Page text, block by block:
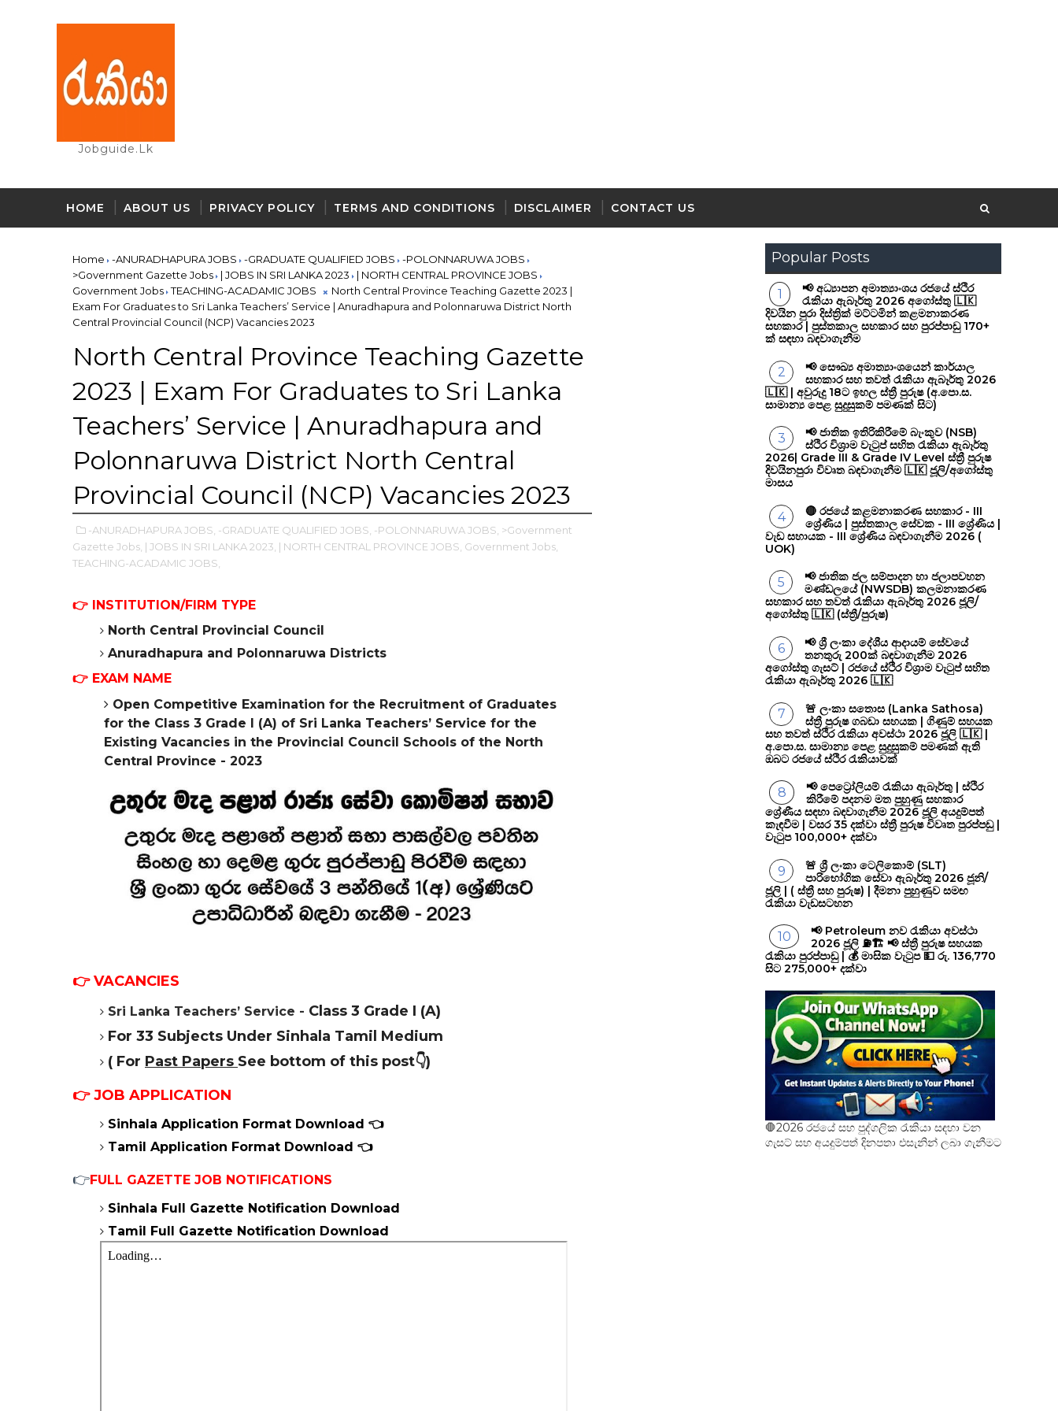
Jobguide.lk
HOME ABOUT US PRIVACY POLICY TERMS AND CONDITIONS DISCLAIMER CONTACT US
Home -ANURADHAPURA JOBS -GRADUATE QUALIFIED JOBS
-POLONNARUWA JOBS
>Government Gazette Jobs
| JOBS IN SRI LANKA 2023
| NORTH CENTRAL PROVINCE JOBS
Government Jobs TEACHING-ACADAMIC JOBS
North Central Province Teaching Gazette 2023 |
Exam For Graduates to Sri Lanka Teachers’ Service | Anuradhapura and Polonnaruwa District North
Central Provincial Council (NCP) Vacancies 2023
North Central Province Teaching Gazette
2023 | Exam For Graduates to Sri Lanka
Teachers’ Service | Anuradhapura and
Polonnaruwa District North Central
Provincial Council (NCP) Vacancies 2023
-ANURADHAPURA JOBS, -GRADUATE QUALIFIED JOBS, -POLONNARUWA JOBS, >Government
Gazette Jobs, | JOBS IN SRI LANKA 2023, | NORTH CENTRAL PROVINCE JOBS, Government Jobs,
TEACHING-ACADAMIC JOBS,
👉 INSTITUTION/FIRM TYPE
North Central Provincial Council
Anuradhapura and Polonnaruwa Districts
👉 EXAM NAME
Open Competitive Examination for the Recruitment of Graduates
for the Class 3 Grade I (A) of Sri Lanka Teachers’ Service for the
Existing Vacancies in the Provincial Council Schools of the North
Central Province - 2023
👉 VACANCIES
Sri Lanka Teachers’ Service - Class 3 Grade I (A)
For 33 Subjects Under Sinhala Tamil Medium
( For Past Papers See bottom of this post👇)
👉JOB APPLICATION
Sinhala Application Format Download 👈
Tamil Application Format Download 👈
👉FULL GAZETTE JOB NOTIFICATIONS
Sinhala Full Gazette Notification Download
Tamil Full Gazette Notification Download
Popular Posts
📢 අධ්‍යාපන අමාත්‍යාංශය රජයේ ස්ථිර
රැකියා ඇබෑර්තු 2026 අගෝස්තු 🇱🇰
දිවයින පුරා දිස්ත්‍රික් මට්ටමින් කළමනාකරණ
සහකාර | පුස්තකාල සහකාර සහ පුරප්පාඩු 170+
ක් සඳහා බඳවාගැනීම
📢 සෞඛ්‍ය අමාත්‍යාංශයෙන් කාර්යාල
සහකාර සහ තවත් රැකියා ඇබෑර්තු 2026
🇱🇰 | අවුරුදු 18ට ඉහල ස්ත්‍රී පුරුෂ (අ.පො.ස.
සාමාන්‍ය පෙළ සුදුසුකම් පමණක් සිට)
📢 ජාතික ඉතිරිකිරීමේ බැංකුව (NSB)
ස්ථිර විශ්‍රාම වැටුප් සහිත රැකියා ඇබෑර්තු
2026| Grade III & Grade IV Level ස්ත්‍රී පුරුෂ
දිවයිනපුරා විවෘත බඳවාගැනීම 🇱🇰 ජූලි/අගෝස්තු
මාසය
🔴 රජයේ කළමනාකරණ සහකාර - III
ශ්‍රේණිය | පුස්තකාල සේවක - III ශ්‍රේණිය |
වැඩ සහායක - III ශ්‍රේණිය බඳවාගැනීම 2026 (
UOK)
📢 ජාතික ජල සම්පාදන හා ජලාපවහන
මණ්ඩලයේ (NWSDB) කලමනාකරණ
සහකාර සහ තවත් රැකියා ඇබෑර්තු 2026 ජූලි/
අගෝස්තු 🇱🇰 (ස්ත්‍රී/පුරුෂ)
📢 ශ්‍රී ලංකා දේශීය ආදායම් සේවයේ
තනතුරු 200ක් බඳවාගැනීම 2026
අගෝස්තු ගැසට් | රජයේ ස්ථිර විශ්‍රාම වැටුප් සහිත
රැකියා ඇබෑර්තු 2026 🇱🇰
🚨 ලංකා සතොස (Lanka Sathosa)
ස්ත්‍රී පුරුෂ ගබඩා සහයක | ගිණුම් සහයක
සහ තවත් ස්ථිර රැකියා අවස්ථා 2026 ජූලි 🇱🇰 |
අ.පො.ස. සාමාන්‍ය පෙළ සුදුසුකම් පමණක් ඇති
ඔබට රජයේ ස්ථිර රැකියාවක්
📢 පෙට්‍රෝලියම් රැකියා ඇබෑර්තු | ස්ථිර
කිරීමේ පදනම මත පුහුණු සහකාර
ශ්‍රේණීය සඳහා බඳවාගැනීම 2026 ජූලි අයදුම්පත්
කැඳවීම | වසර 35 දක්වා ස්ත්‍රී පුරුෂ විවෘත පුරප්පඩු |
වැටුප 100,000+ දක්වා
🚨 ශ්‍රී ලංකා ටෙලිකොම් (SLT)
පාරිභෝගික සේවා ඇබෑර්තු 2026 ජූනි/
ජූලි | ( ස්ත්‍රී සහ පුරුෂ) | දීමනා පුහුණුව සමඟ
රැකියා වැඩසටහන
📢 Petroleum නව රැකියා අවස්ථා
2026 ජූලි ⛽🏗️ 📢 ස්ත්‍රී පුරුෂ සහයක
රැකියා පුරප්පාඩු | 💰 මාසික වැටුප 💵 රු. 136,770
සිට 275,000+ දක්වා
🛑2026 රජයේ සහ පුද්ගලික රැකියා සඳහා වන
ගැසට් සහ අයදුම්පත් දිනපතා එසැනින් ලබා ගැනීමට